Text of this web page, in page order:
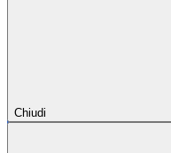
Chiudi